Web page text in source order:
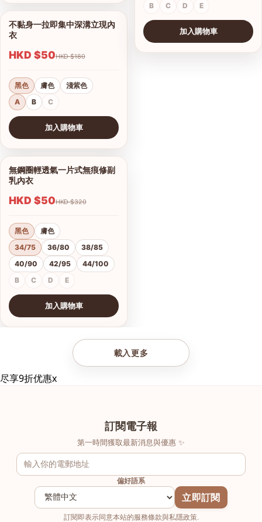
1/8
不黏身一拉即集中深溝立現內
衣
HKD $50 HKD $180
黑色 膚色
淺紫色
A
B C
加入購物車
1/10
查看圖片
無鋼圈輕透氣一片式無痕修副
乳內衣
HKD $50 HKD $320
黑色
膚色
34/75
36/80
38/85
40/90
42/95
44/100
B
C D E
加入購物車
B
C D E
加入購物車
載入更多
尽享9折优惠x
訂閱電子報
第一時間獲取最新消息與優惠 ✨
偏好語系
立即訂閱
訂閱即表示同意本站的服務條款與私隱政策.